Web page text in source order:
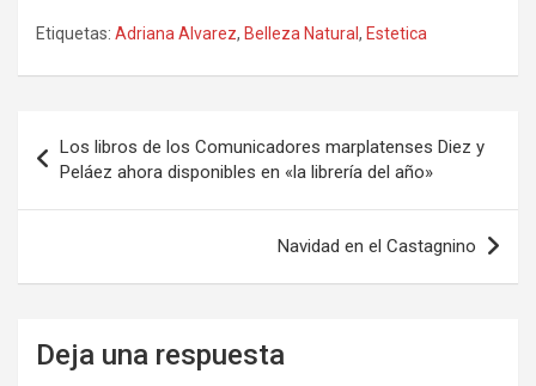
a
ce
o
o
k
a
st
d
o
n
m
ail m
ar
tir
Etiquetas: Adriana Alvarez, Belleza Natural , Estetica
de
entradas
Los libros de los Comunicadores marplatenses Diez y
Peláez ahora disponibles en «la librería del año»
Navidad en el Castagnino
Deja una respuesta